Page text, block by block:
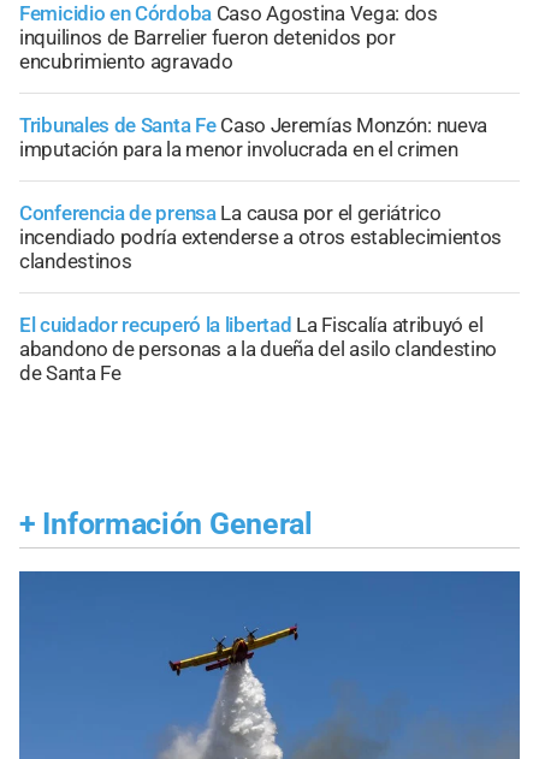
Femicidio en Córdoba Caso Agostina Vega: dos
inquilinos de Barrelier fueron detenidos por
encubrimiento agravado
Tribunales de Santa Fe Caso Jeremías Monzón: nueva
imputación para la menor involucrada en el crimen
Conferencia de prensa La causa por el geriátrico
incendiado podría extenderse a otros establecimientos
clandestinos
El cuidador recuperó la libertad La Fiscalía atribuyó el
abandono de personas a la dueña del asilo clandestino
de Santa Fe
+ Información General